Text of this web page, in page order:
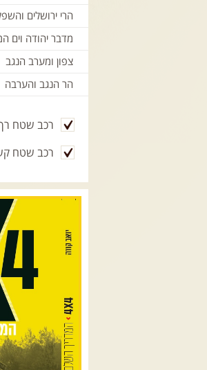
הרי ירושלים
מדבר יהודה וים
צפון ומערב הנגב
הר הנגב והערבה
רכב שטח
רכב שטח